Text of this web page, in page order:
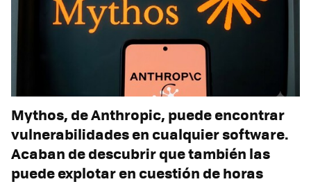
Mythos, de Anthropic, puede encontrar
vulnerabilidades en cualquier software.
Acaban de descubrir que también las
puede explotar en cuestión de horas